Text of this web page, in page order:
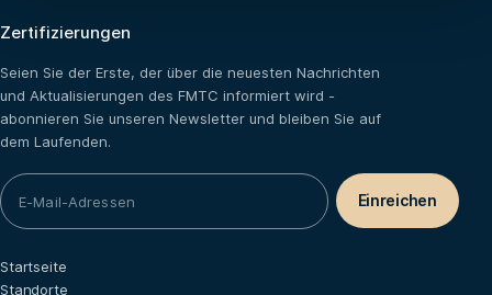
Zertifizierungen
Seien Sie der Erste, der über die neuesten Nachrichten
und Aktualisierungen des FMTC informiert wird -
abonnieren Sie unseren Newsletter und bleiben Sie auf
dem Laufenden.
Startseite
Standorte